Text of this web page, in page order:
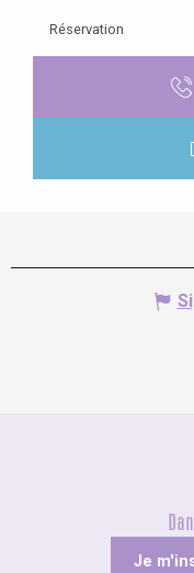
Réservation
Je